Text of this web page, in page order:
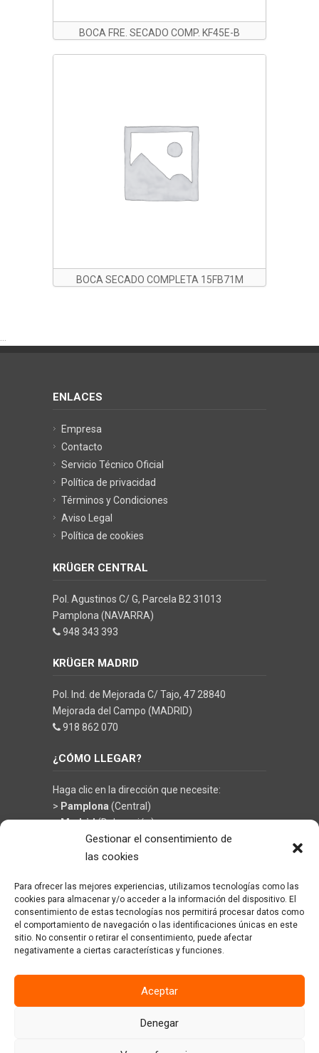
Gestionar el consentimiento de
las cookies
Para ofrecer las mejores experiencias, utilizamos tecnologías como las
cookies para almacenar y/o acceder a la información del dispositivo. El
consentimiento de estas tecnologías nos permitirá procesar datos como
el comportamiento de navegación o las identificaciones únicas en este
sitio. No consentir o retirar el consentimiento, puede afectar
negativamente a ciertas características y funciones.
Aceptar
Denegar
BOCA FRE. SECADO COMP. KF45E-B
BOCA SECADO COMPLETA 15FB71M
ENLACES
Empresa
Contacto
Servicio Técnico Oficial
Política de privacidad
Términos y Condiciones
Aviso Legal
Política de cookies
KRÜGER CENTRAL
Pol. Agustinos C/ G, Parcela B2 31013
Pamplona (NAVARRA)
948 343 393
KRÜGER MADRID
Pol. Ind. de Mejorada C/ Tajo, 47 28840
Mejorada del Campo (MADRID)
918 862 070
¿CÓMO LLEGAR?
Haga clic en la dirección que necesite:
> Pamplona (Central)
>Madrid(Delegación)
© KRÜGER TECHNOLOGY S.L.- Soluciones en
limpieza y climatización